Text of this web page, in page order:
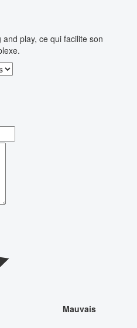
play, ce qui facilite son
Mauvais